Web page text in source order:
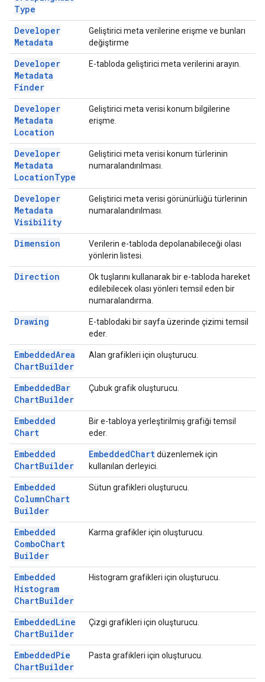
Type
Developer
Metadata
Geliştirici meta verilerine erişme ve bunları
değiştirme
Developer
Metadata
Finder
E-tabloda geliştirici meta verilerini arayın.
Developer
Metadata
Location
Geliştirici meta verisi konum bilgilerine
erişme.
Developer
Metadata
LocationType
Geliştirici meta verisi konum türlerinin
numaralandırılması.
Developer
Metadata
Visibility
Geliştirici meta verisi görünürlüğü türlerinin
numaralandırılması.
Dimension
Verilerin e-tabloda depolanabileceği olası
yönlerin listesi.
Direction
Ok tuşlarını kullanarak bir e-tabloda hareket
edilebilecek olası yönleri temsil eden bir
numaralandırma.
Drawing
E-tablodaki bir sayfa üzerinde çizimi temsil
eder.
EmbeddedArea
ChartBuilder
Alan grafikleri için oluşturucu.
EmbeddedBar
ChartBuilder
Çubuk grafik oluşturucu.
Embedded
Chart
Bir e-tabloya yerleştirilmiş grafiği temsil
eder.
Embedded
ChartBuilder
EmbeddedChartdüzenlemek için
kullanılan derleyici.
Embedded
ColumnChart
Builder
Sütun grafikleri oluşturucu.
Embedded
ComboChart
Builder
Karma grafikler için oluşturucu.
Embedded
Histogram
ChartBuilder
Histogram grafikleri için oluşturucu.
EmbeddedLine
ChartBuilder
Çizgi grafikleri için oluşturucu.
EmbeddedPie
ChartBuilder
Pasta grafikleri için oluşturucu.